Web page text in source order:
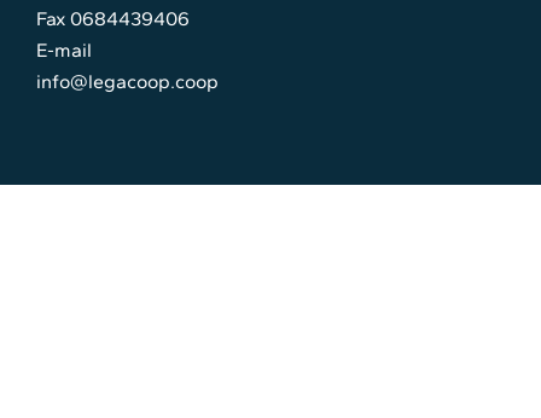
Fax 0684439406
E-mail
info@legacoop.coop